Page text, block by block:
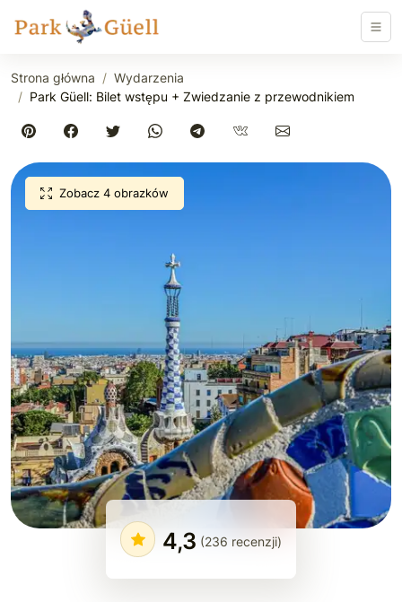
Strona główna
Wydarzenia
Park Güell: Bilet wstępu + Zwiedzanie z przewodnikiem
Zobacz 4 obrazków
4,3 (236 recenzji)